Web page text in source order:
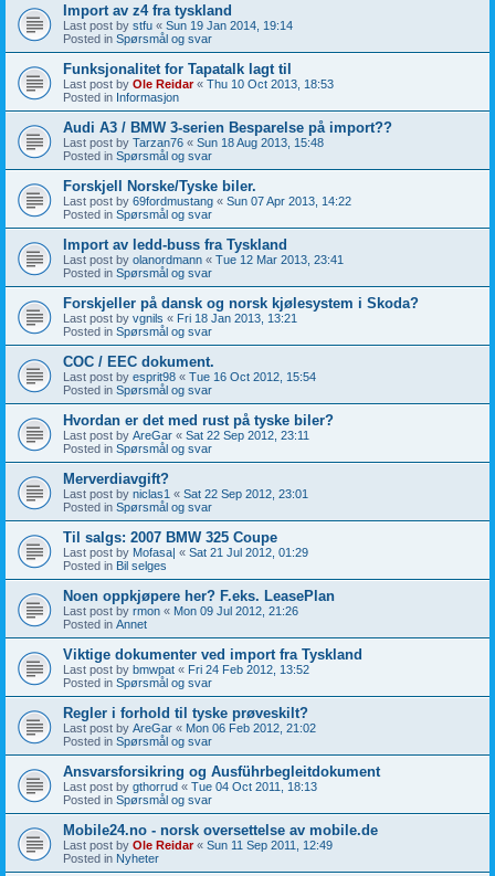
Import av z4 fra tyskland
Last post by stfu « Sun 19 Jan 2014, 19:14
Posted in Spørsmål og svar
Funksjonalitet for Tapatalk lagt til
Last post by Ole Reidar« Thu 10 Oct 2013, 18:53
Posted in Informasjon
Audi A3 / BMW 3-serien Besparelse på import??
Last post by Tarzan76 « Sun 18 Aug 2013, 15:48
Posted in Spørsmål og svar
Forskjell Norske/Tyske biler.
Last post by 69fordmustang « Sun 07 Apr 2013, 14:22
Posted in Spørsmål og svar
Import av ledd-buss fra Tyskland
Last post by olanordmann « Tue 12 Mar 2013, 23:41
Posted in Spørsmål og svar
Forskjeller på dansk og norsk kjølesystem i Skoda?
Last post by vgnils « Fri 18 Jan 2013, 13:21
Posted in Spørsmål og svar
COC / EEC dokument.
Last post by esprit98 « Tue 16 Oct 2012, 15:54
Posted in Spørsmål og svar
Hvordan er det med rust på tyske biler?
Last post by AreGar « Sat 22 Sep 2012, 23:11
Posted in Spørsmål og svar
Merverdiavgift?
Last post by niclas1 « Sat 22 Sep 2012, 23:01
Posted in Spørsmål og svar
Til salgs: 2007 BMW 325 Coupe
Last post by Mofasa| « Sat 21 Jul 2012, 01:29
Posted in Bil selges
Noen oppkjøpere her? F.eks. LeasePlan
Last post by rmon « Mon 09 Jul 2012, 21:26
Posted in Annet
Viktige dokumenter ved import fra Tyskland
Last post by bmwpat « Fri 24 Feb 2012, 13:52
Posted in Spørsmål og svar
Regler i forhold til tyske prøveskilt?
Last post by AreGar « Mon 06 Feb 2012, 21:02
Posted in Spørsmål og svar
Ansvarsforsikring og Ausführbegleitdokument
Last post by gthorrud « Tue 04 Oct 2011, 18:13
Posted in Spørsmål og svar
Mobile24.no - norsk oversettelse av mobile.de
Last post by Ole Reidar« Sun 11 Sep 2011, 12:49
Posted in Nyheter